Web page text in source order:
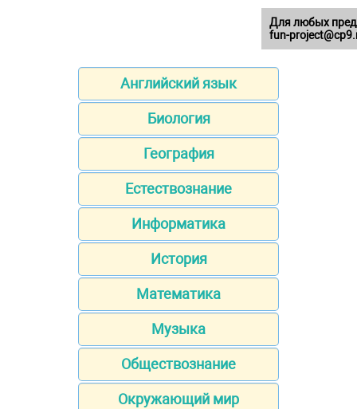
Английский язык
Биология
География
Естествознание
Информатика
История
Математика
Музыка
Обществознание
Окружающий мир
Для любых
fun-